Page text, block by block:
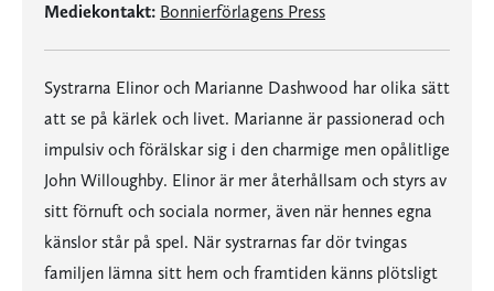
Mediekontakt: Bonnierförlagens Press
Systrarna Elinor och Marianne Dashwood har olika sätt
att se på kärlek och livet. Marianne är passionerad och
impulsiv och förälskar sig i den charmige men opålitlige
John Willoughby. Elinor är mer återhållsam och styrs av
sitt förnuft och sociala normer, även när hennes egna
känslor står på spel. När systrarnas far dör tvingas
familjen lämna sitt hem och framtiden känns plötsligt